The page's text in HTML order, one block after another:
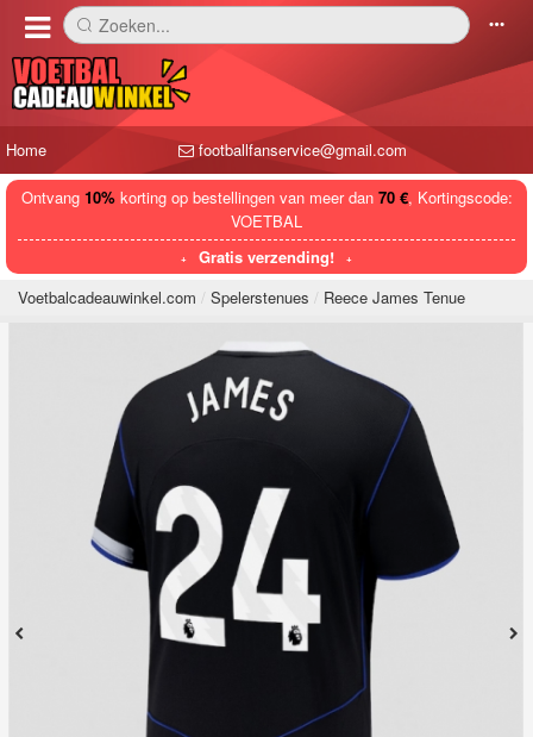
󰅼 Zoeken... 󰄒
Home footballfanservice@gmail.com
Ontvang 10%korting op bestellingen van meer dan 70 €, Kortingscode:
VOETBAL
Gratis verzending!
Voetbalcadeauwinkel.com
Spelerstenues Reece James Tenue